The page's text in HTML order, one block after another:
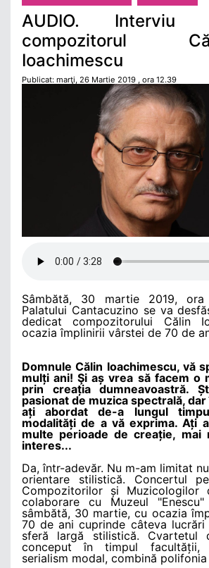
AUDIO. Interviu
compozitorul
Ioachimescu
Publicat: marţi, 26 Martie 2019 , ora 12.39
Sâmbătă, 30 martie 2019,
Palatului Cantacuzino se va
dedicat compozitorului Călin
ocazia împlinirii vârstei de 70 de
Domnule Călin Ioachimescu, vă
mulți ani! Şi aș vrea să facem o
prin creația dumneavoastră.
pasionat de muzica spectrală,
ați abordat de-a lungul
modalități de a vă exprima. Ați
multe perioade de creație, mai
interes...
Da, într-adevăr. Nu m-am limitat
orientare stilistică. Concertul
Compozitorilor și Muzicologilor
colaborare cu Muzeul
sâmbătă, 30 martie, cu ocazia
70 de ani cuprinde câteva
sferă largă stilistică. Cvartetul
conceput în timpul facultății,
serialism modal, combină